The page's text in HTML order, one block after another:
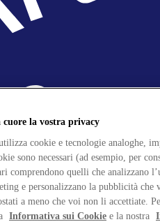
la vostra privacy
cookie e tecnologie analoghe,
sono necessari (ad esempio, per
comprendono quelli che analizzano
e personalizzano la pubblicità che
a meno che voi non li accettiate.
Informativa sui Cookie e la nostra